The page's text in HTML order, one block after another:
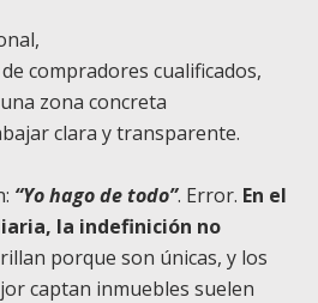
compradores cualificados,
zona concreta
clara y transparente.
“Yo hago de todo”. Error. En el
la indefinición no
porque son únicas, y los
captan inmuebles suelen